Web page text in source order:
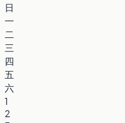
日
一
二
三
四
五
六
1
2